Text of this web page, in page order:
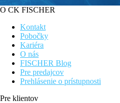
O CK FISCHER
Kontakt
Pobočky
Kariéra
O nás
FISCHER Blog
Pre predajcov
Prehlásenie o prístupnosti
Pre klientov